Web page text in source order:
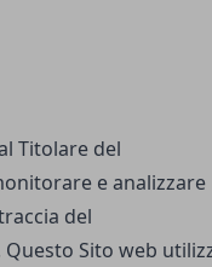
Titolare del
e analizzare
del
Sito web